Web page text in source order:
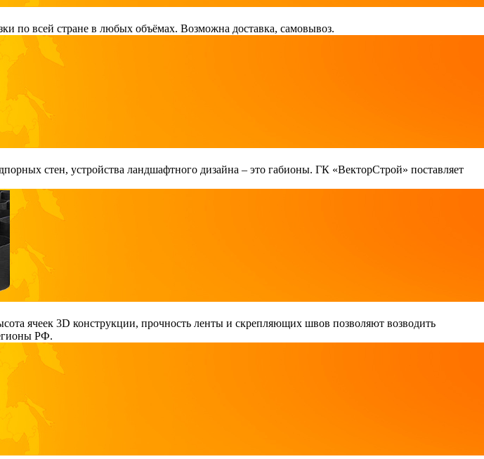
по всей стране в любых объёмах. Возможна доставка, самовывоз.
стен, устройства ландшафтного дизайна – это габионы. ГК «ВекторСтрой» поставляет
ячеек 3D конструкции, прочность ленты и скрепляющих швов позволяют возводить
РФ.